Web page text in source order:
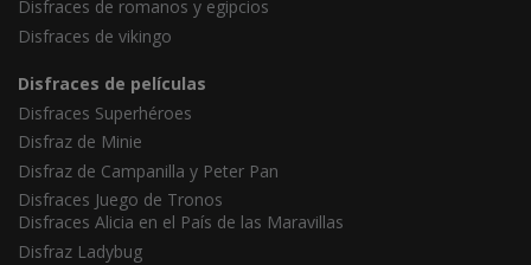
Disfraces de romanos y egipcios
Disfraces de vikingo
Disfraces de películas
Disfraces Superhéroes
Disfraz de Minie
Disfraz de Campanilla y Peter Pan
Disfraces Juego de Tronos
Disfraces Alicia en el País de las Maravillas
Disfraz Ladybug